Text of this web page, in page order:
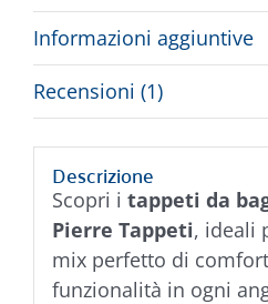
Informazioni aggiuntive
Recensioni (1)
Descrizione
Scopri i tappeti da
Pierre Tappeti, ideali
mix perfetto di
funzionalità in ogni